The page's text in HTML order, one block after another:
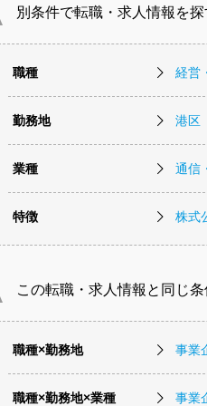
別条件で転職・求人情報を探
職種 経営
勤務地 港区
業種 通信
特徴 株式
この転職・求人情報と同じ
職種×勤務地 事業
職種×勤務地×業種 事業